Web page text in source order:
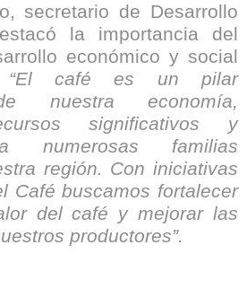
secretario de Desarrollo
la importancia del
económico y social
“El café es un pilar
nuestra economía,
significativos y
numerosas familias
región. Con iniciativas
Café buscamos fortalecer
del café y mejorar las
productores”.